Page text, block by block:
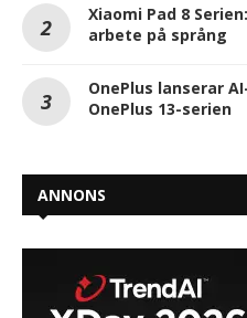
Xiaomi Pad 8
arbete på språng
OnePlus lanserar
OnePlus 13-serien
ANNONS